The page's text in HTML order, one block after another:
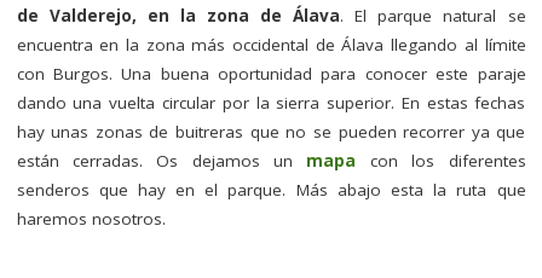
de Valderejo, en la zona de Álava. El parque natural se
encuentra en la zona más occidental de Álava llegando al límite
con Burgos. Una buena oportunidad para conocer este paraje
dando una vuelta circular por la sierra superior. En estas fechas
hay unas zonas de buitreras que no se pueden recorrer ya que
están cerradas. Os dejamos un mapa con los diferentes
senderos que hay en el parque. Más abajo esta la ruta que
haremos nosotros.